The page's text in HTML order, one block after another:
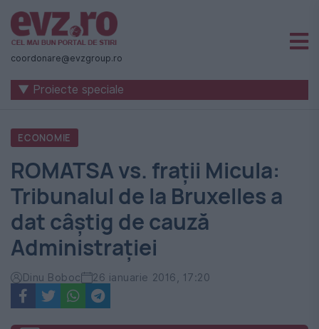
Știri
naționale
internaționale
România
-
Evenimentul
Zilei
coordonare@evzgroup.ro
▼ Proiecte speciale
ECONOMIE
ROMATSA vs. fraţii Micula:
Tribunalul de la Bruxelles a
dat câştig de cauză
Administraţiei
Dinu Boboc 26 ianuarie 2016, 17:20